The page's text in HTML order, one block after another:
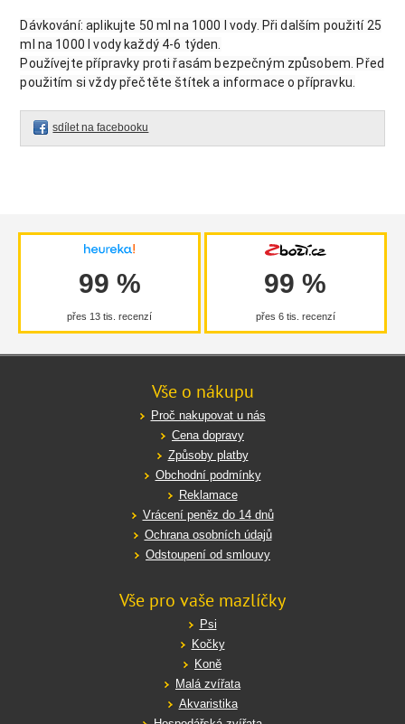
Dávkování: aplikujte 50 ml na 1000 l vody. Při dalším použití 25
ml na 1000 l vody každý 4-6 týden.
Používejte přípravky proti řasám bezpečným způsobem. Před
použitím si vždy přečtěte štítek a informace o přípravku.
sdílet na facebooku
99 %
přes 13 tis. recenzí
99 %
přes 6 tis. recenzí
Vše o nákupu
Proč nakupovat u nás
Cena dopravy
Způsoby platby
Obchodní podmínky
Reklamace
Vrácení peněz do 14 dnů
Ochrana osobních údajů
Odstoupení od smlouvy
Vše pro vaše mazlíčky
Psi
Kočky
Koně
Malá zvířata
Akvaristika